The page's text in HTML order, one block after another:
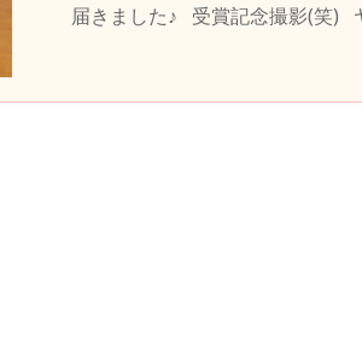
届きました♪ 受賞記念撮影(笑)